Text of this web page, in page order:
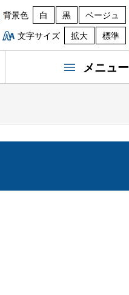
背景色 白 黒
ベージュ
文字サイズ
拡大 標準
メニュー